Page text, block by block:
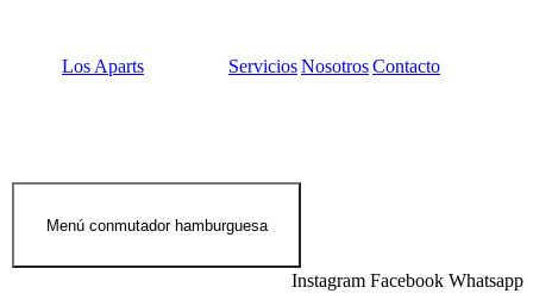
Los Aparts ServiciosNosotrosContacto
Menú conmutador hamburguesa
Instagram Facebook Whatsapp